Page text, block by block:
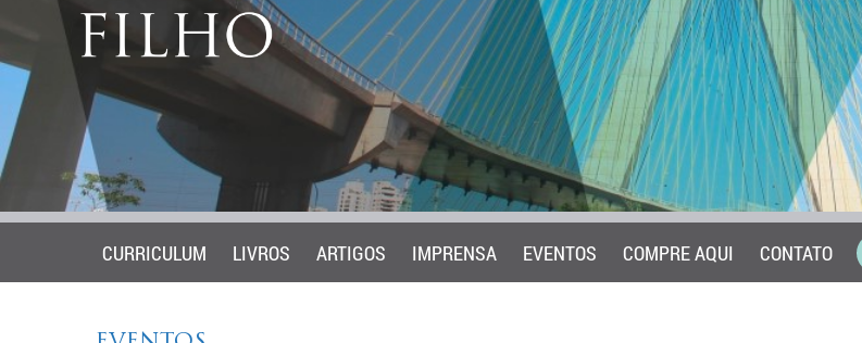
CURRICULUM LIVROS ARTIGOS IMPRENSA EVENTOS COMPRE AQUI CONTATO